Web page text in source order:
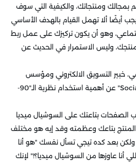
بمجالك ومنتجاتك، والكيفية التي سوف
أيضًا ألا تهمل القيام بالهدف الأساسي
وهو أن يكون تركيزك على عمل ربط
وليس الاستمرار في الحديث عن
خبير التسويق الالكتروني ومؤسس
موقع "Social Media today" عن أهمية استخدام نظرية الـ"90-
بتاعتك على السوشيال ميديا
المنتج بتاعك وعظمته وقد إيه هو مختلف
ولكن بعد كده تيجي تسأل نفسك "هو أنا
أنا عاوزها من السوشيال ميديا؟!" لإنك